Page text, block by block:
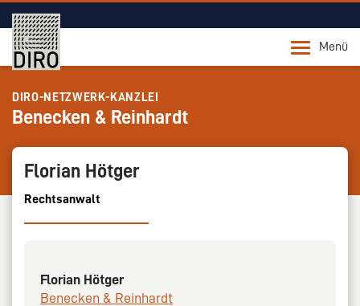
Menü
DIRO-NETZWERK-KANZLEI
Benecken & Reinhardt
Florian Hötger
Rechtsanwalt
Florian Hötger
Benecken & Reinhardt